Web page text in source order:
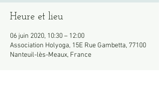
Heure et lieu
06 juin 2020, 10:30 – 12:00
Association Holyoga, 15E Rue Gambetta, 77100
Nanteuil-lès-Meaux, France